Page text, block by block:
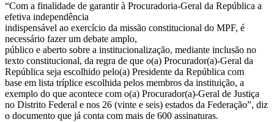
“Com a finalidade de garantir à Procuradoria-Geral da República a
efetiva independência
indispensável ao exercício da missão constitucional do MPF, é
necessário fazer um debate amplo,
público e aberto sobre a institucionalização, mediante inclusão no
texto constitucional, da regra de que o(a) Procurador(a)-Geral da
República seja escolhido pelo(a) Presidente da República com
base em lista tríplice escolhida pelos membros da instituição, a
exemplo do que acontece com o(a) Procurador(a)-Geral de Justiça
no Distrito Federal e nos 26 (vinte e seis) estados da Federação”, diz
o documento que já conta com mais de 600 assinaturas.